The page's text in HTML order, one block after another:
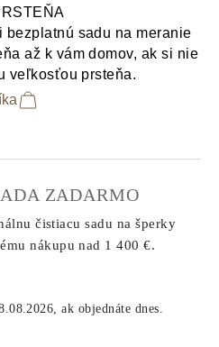
bezplatnú sadu na meranie
až k vám domov, ak si nie
veľkosťou prsteňa.
ZADARMO
čistiacu sadu na šperky
nákupunad 1 400 €.
, ak objednáte dnes